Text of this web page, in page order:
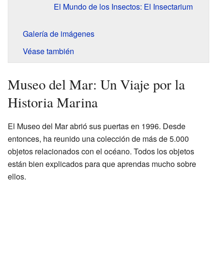
El Mundo de los Insectos: El Insectarium
Galería de imágenes
Véase también
Museo del Mar: Un Viaje por la
Historia Marina
El Museo del Mar abrió sus puertas en 1996. Desde
entonces, ha reunido una colección de más de 5.000
objetos relacionados con el océano. Todos los objetos
están bien explicados para que aprendas mucho sobre
ellos.